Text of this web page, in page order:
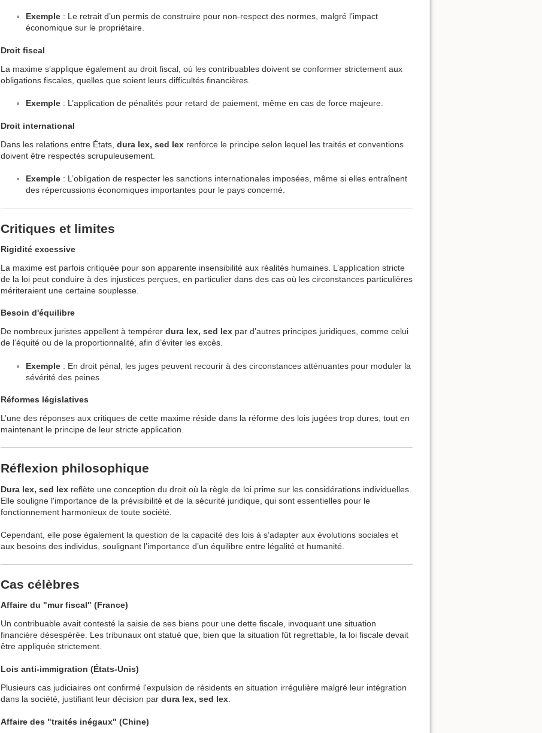
Exemple : Le retrait d’un permis de construire pour non-respect des normes, malgré l’impact
économique sur le propriétaire.
Droit fiscal
La maxime s’applique également au droit fiscal, où les contribuables doivent se conformer strictement aux
obligations fiscales, quelles que soient leurs difficultés financières.
Exemple : L’application de pénalités pour retard de paiement, même en cas de force majeure.
Droit international
Dans les relations entre États, dura lex, sed lex renforce le principe selon lequel les traités et conventions
doivent être respectés scrupuleusement.
Exemple : L’obligation de respecter les sanctions internationales imposées, même si elles entraînent
des répercussions économiques importantes pour le pays concerné.
Critiques et limites
Rigidité excessive
La maxime est parfois critiquée pour son apparente insensibilité aux réalités humaines. L’application stricte
de la loi peut conduire à des injustices perçues, en particulier dans des cas où les circonstances particulières
mériteraient une certaine souplesse.
Besoin d'équilibre
De nombreux juristes appellent à tempérer dura lex, sed lex par d’autres principes juridiques, comme celui
de l’équité ou de la proportionnalité, afin d’éviter les excès.
Exemple : En droit pénal, les juges peuvent recourir à des circonstances atténuantes pour moduler la
sévérité des peines.
Réformes législatives
L’une des réponses aux critiques de cette maxime réside dans la réforme des lois jugées trop dures, tout en
maintenant le principe de leur stricte application.
Réflexion philosophique
Dura lex, sed lex reflète une conception du droit où la règle de loi prime sur les considérations individuelles.
Elle souligne l'importance de la prévisibilité et de la sécurité juridique, qui sont essentielles pour le
fonctionnement harmonieux de toute société.
Cependant, elle pose également la question de la capacité des lois à s’adapter aux évolutions sociales et
aux besoins des individus, soulignant l’importance d’un équilibre entre légalité et humanité.
Cas célèbres
Affaire du "mur fiscal" (France)
Un contribuable avait contesté la saisie de ses biens pour une dette fiscale, invoquant une situation
financière désespérée. Les tribunaux ont statué que, bien que la situation fût regrettable, la loi fiscale devait
être appliquée strictement.
Lois anti-immigration (États-Unis)
Plusieurs cas judiciaires ont confirmé l'expulsion de résidents en situation irrégulière malgré leur intégration
dans la société, justifiant leur décision par dura lex, sed lex
Affaire des "traités inégaux" (Chine)